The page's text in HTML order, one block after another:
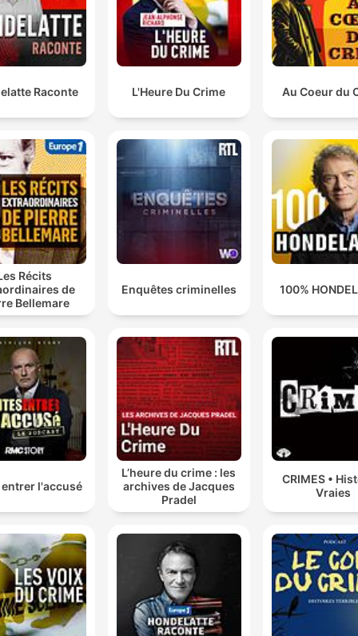
Raconte L'Heure Du Crime Au Coeur du
Récits
de
Bellemare
Enquêtes criminelles 100%
entrer l'accusé
L’heure du crime : les
archives de Jacques
Pradel
CRIMES •
Vraies